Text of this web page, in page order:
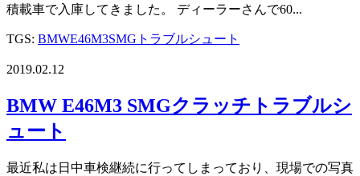
積載車で入庫してきました。 ディーラーさんで60...
TGS: BMWE46M3SMG トラブルシュート
2019.02.12
BMW E46M3 SMGクラッチトラブルシ
ュート
最近私は日中車検継続に行ってしまっており、現場での写真